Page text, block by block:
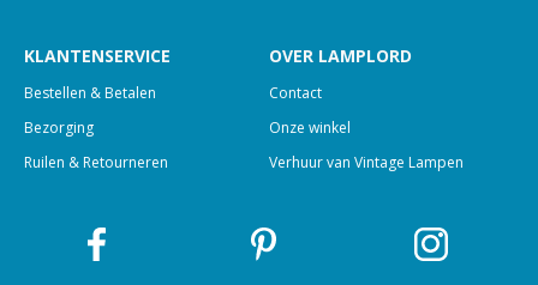
KLANTENSERVICE
Bestellen & Betalen
Bezorging
Ruilen & Retourneren
OVER LAMPLORD
Contact
Onze winkel
Verhuur van Vintage Lampen